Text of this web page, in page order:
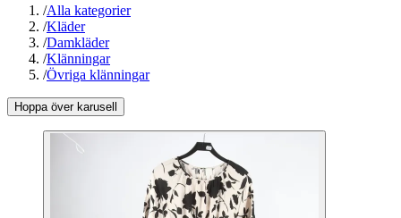
/Alla kategorier
/Kläder
/Damkläder
/Klänningar
/Övriga klänningar
Hoppa över karusell